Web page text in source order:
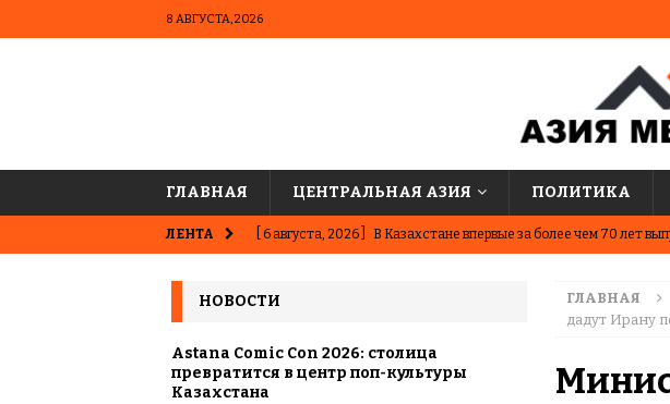
8 АВГУСТА, 2026
ГЛАВНАЯ ЦЕНТРАЛЬНАЯ АЗИЯ ПОЛИТИКА
ЛЕНТА [ 6 августа, 2026 ] В Казахстане впервые за более чем 70 лет
[ 5 августа, 2026 ] Казахстанские юные шахматисты победили
матче в Алматы
[ 31 июля, 2026 ] Опаснее сахара? Что показывают последние
ГЛАВНАЯ
дадут Ирану
НОВОСТИ
Astana Comic Con 2026: столица
превратится в центр поп-культуры
Казахстана